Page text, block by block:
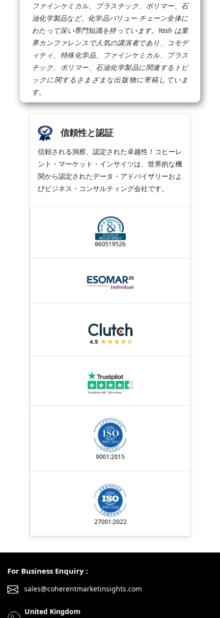
ファインケミカル、プラスチック、ポリマー、石
油化学製品など、化学品バリュー チェーン全体に
わたって深い専門知識を持っています。Yash は業
界カンファレンスで人気の講演者であり、コモデ
ィティ、特殊化学品、ファインケミカル、プラス
チック、ポリマー、石油化学製品に関連するトピ
ックに関するさまざまな出版物に寄稿していま
す。
信頼性と認証
信頼される洞察、認定された卓越性！コヒーレ
ント・マーケット・インサイツは、世界的な機
関から認定されたデータ・アドバイザリーおよ
びビジネス・コンサルティング会社です。
860519526
9001:2015
27001:2022
For Business Enquiry :
sales@coherentmarketinsights.com
United Kingdom